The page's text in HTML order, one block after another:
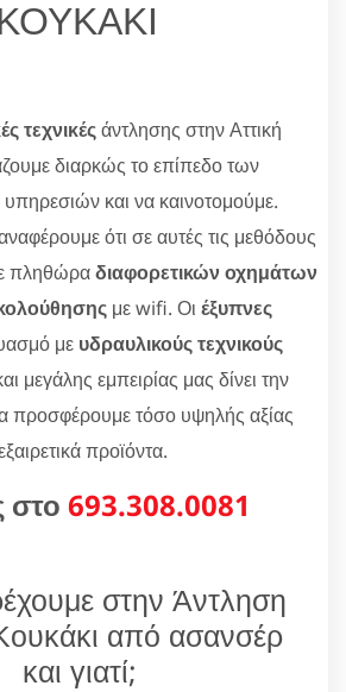
τεχνικέςάντλησης στην Αττική
διαρκώς το επίπεδο των
και να καινοτομούμε.
ότι σε αυτές τις μεθόδους
πληθώραδιαφορετικών οχημάτων
με wifi. Οι έξυπνες
με υδραυλικούς τεχνικούς
μεγάλης εμπειρίας μας δίνει την
προσφέρουμε τόσο υψηλής αξίας
προϊόντα.
στο 693.308.0081
στην Άντληση
από ασανσέρ
και γιατί;